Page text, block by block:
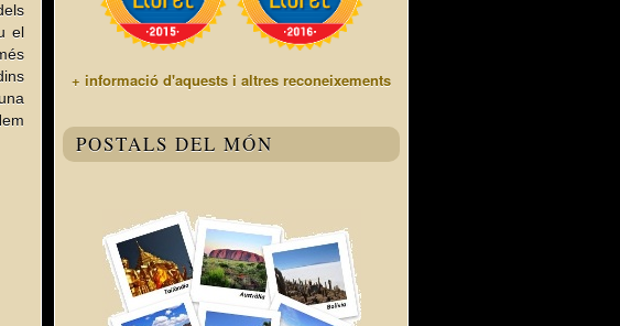
el
+ informació d'aquests i altres reconeixements
POSTALS DEL MÓN